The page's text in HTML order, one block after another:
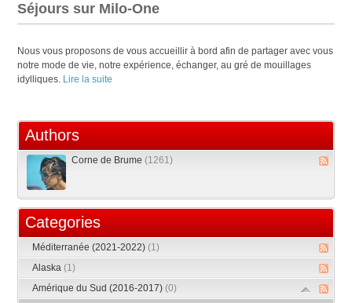
Séjours sur Milo-One
Nous vous proposons de vous accueillir à bord afin de partager avec vous
notre mode de vie, notre expérience, échanger, au gré de mouillages
idylliques. Lire la suite
Authors
Corne de Brume (1261)
Categories
Méditerranée (2021-2022) (1)
Alaska (1)
Amérique du Sud (2016-2017) (0)